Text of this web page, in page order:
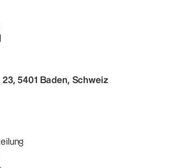
23, 5401 Baden, Schweiz